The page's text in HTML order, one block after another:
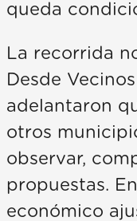
queda
La recorrida
Desde
adelantaron
otros
observar,
propuestas.
económico